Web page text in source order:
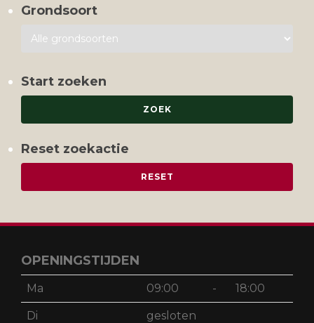
Grondsoort
Start zoeken
Reset zoekactie
OPENINGSTIJDEN
Ma 09:00 - 18:00
Di gesloten